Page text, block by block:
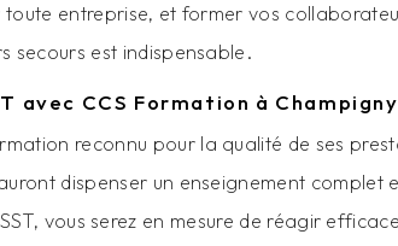
entreprise, et former vos
secours est indispensable.
avec CCS Formation à
reconnu pour la qualité de ses
dispenser un enseignement complet
vous serez en mesure de réagir